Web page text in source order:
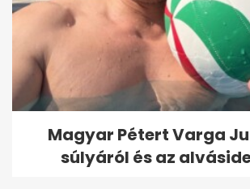
Magyar Pétert Varga
súlyáról és az